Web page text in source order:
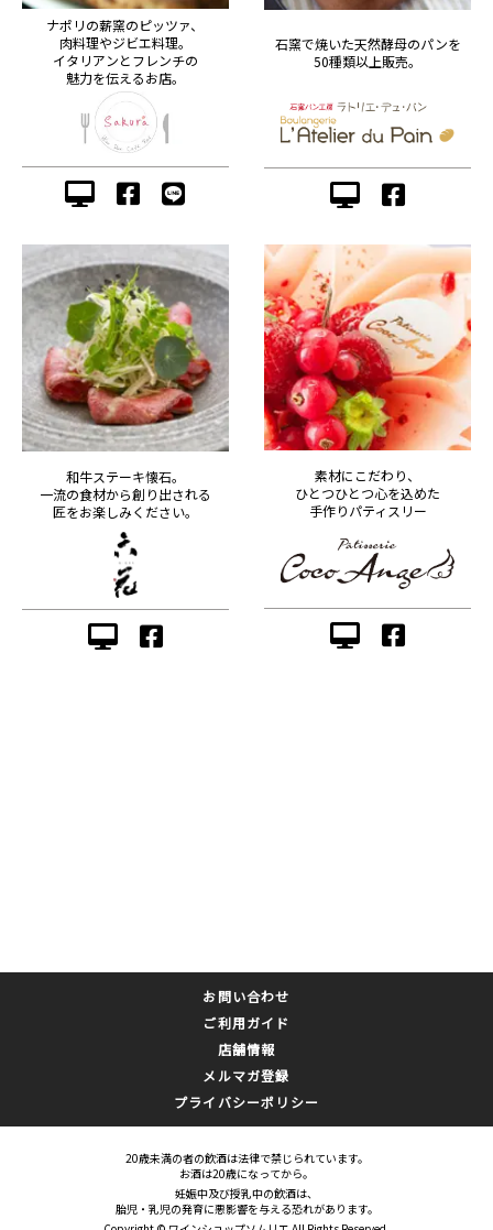
ナポリの薪窯のピッツァ、
肉料理やジビエ料理。
イタリアンとフレンチの
魅力を伝えるお店。
石窯で焼いた天然酵母のパンを
50種類以上販売。
和牛ステーキ懐石。
一流の食材から創り出される
匠をお楽しみください。
素材にこだわり、
ひとつひとつ心を込めた
手作りパティスリー
お問い合わせ
ご利用ガイド
店舗情報
メルマガ登録
プライバシーポリシー
20歳未満の者の飲酒は法律で禁じられています。
お酒は20歳になってから。
妊娠中及び授乳中の飲酒は、
胎児・乳児の発育に悪影響を与える恐れがあります。